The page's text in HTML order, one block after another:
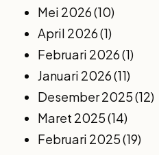
Mei 2026(10)
April 2026(1)
Februari 2026(1)
Januari 2026(11)
Desember 2025(12)
Maret 2025(14)
Februari 2025(19)